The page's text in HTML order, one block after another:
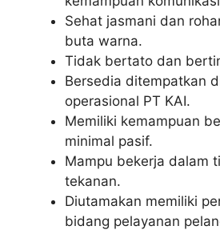
Sehat jasmani dan
buta warna.
Tidak bertato dan
Bersedia ditempatkan
operasional PT KAI.
Memiliki kemampuan
minimal pasif.
Mampu bekerja dalam
tekanan.
Diutamakan memiliki
bidang pelayanan